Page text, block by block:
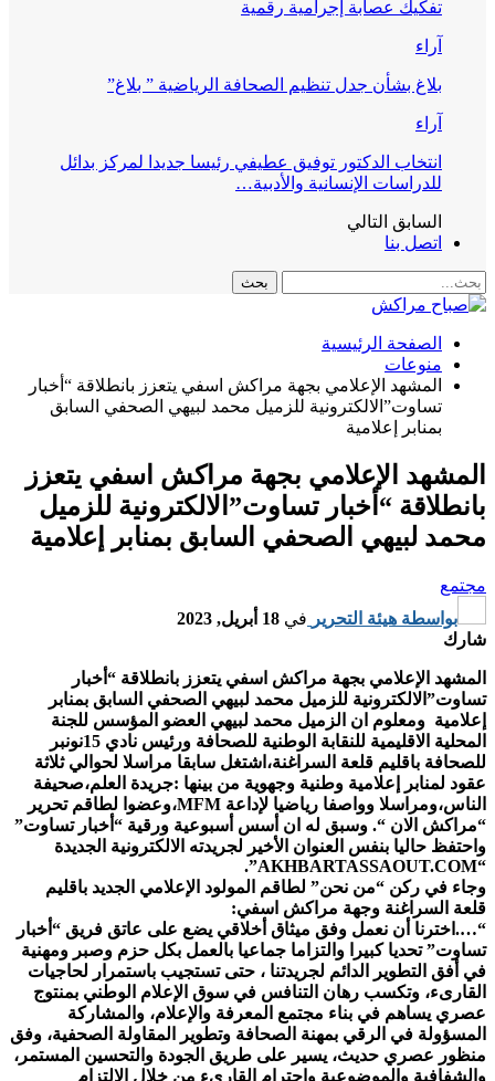
تفكيك عصابة إجرامية رقمية
آراء
بلاغ بشأن جدل تنظيم الصحافة الرياضية ” بلاغ”
آراء
انتخاب الدكتور توفيق عطيفي رئيسا جديدا لمركز بدائل
للدراسات الإنسانية والأدبية…
السابق التالي
اتصل بنا
الصفحة الرئيسية
منوعات
المشهد الإعلامي بجهة مراكش اسفي يتعزز بانطلاقة “أخبار
تساوت”الالكترونية للزميل محمد لبيهي الصحفي السابق
بمنابر إعلامية
المشهد الإعلامي بجهة مراكش اسفي يتعزز
بانطلاقة “أخبار تساوت”الالكترونية للزميل
محمد لبيهي الصحفي السابق بمنابر إعلامية
مجتمع
بواسطة هيئة التحرير في 18 أبريل, 2023
شارك
المشهد الإعلامي بجهة مراكش اسفي يتعزز بانطلاقة “أخبار
تساوت”الالكترونية للزميل محمد لبيهي الصحفي السابق بمنابر
إعلامية ومعلوم ان الزميل محمد لبيهي العضو المؤسس للجنة
المحلية الاقليمية للنقابة الوطنية للصحافة ورئيس نادي 15نونبر
للصحافة باقليم قلعة السراغنة،اشتغل سابقا مراسلا لحوالي ثلاثة
عقود لمنابر إعلامية وطنية وجهوية من بينها :جريدة العلم،صحيفة
الناس،ومراسلا وواصفا رياضيا لإداعة MFM،وعضوا لطاقم تحرير
“مراكش الان “. وسبق له ان أسس أسبوعية ورقية “أخبار تساوت”
واحتفظ حاليا بنفس العنوان الأخير لجريدته الالكترونية الجديدة
“AKHBARTASSAOUT.COM”.
وجاء في ركن “من نحن” لطاقم المولود الإعلامي الجديد باقليم
قلعة السراغنة وجهة مراكش اسفي:
“….اخترنا أن نعمل وفق ميثاق أخلاقي يضع على عاتق فريق “أخبار
تساوت” تحديا كبيرا والتزاما جماعيا بالعمل بكل حزم وصبر ومهنية
في أفق التطوير الدائم لجريدتنا ، حتى تستجيب باستمرار لحاجيات
القارىء، وتكسب رهان التنافس في سوق الإعلام الوطني بمنتوج
عصري يساهم في بناء مجتمع المعرفة والإعلام، والمشاركة
المسؤولة في الرقي بمهنة الصحافة وتطوير المقاولة الصحفية، وفق
منظور عصري حديث، يسير على طريق الجودة والتحسين المستمر،
والشفافية والموضوعية واحترام القاريء من خلال الالتزام